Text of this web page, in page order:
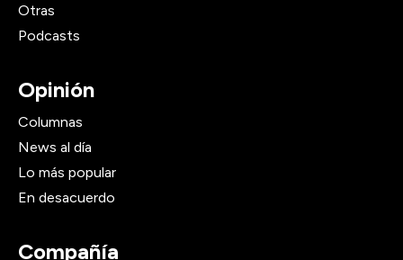
Otras
Podcasts
Opinión
Columnas
News al día
Lo más popular
En desacuerdo
Compañía